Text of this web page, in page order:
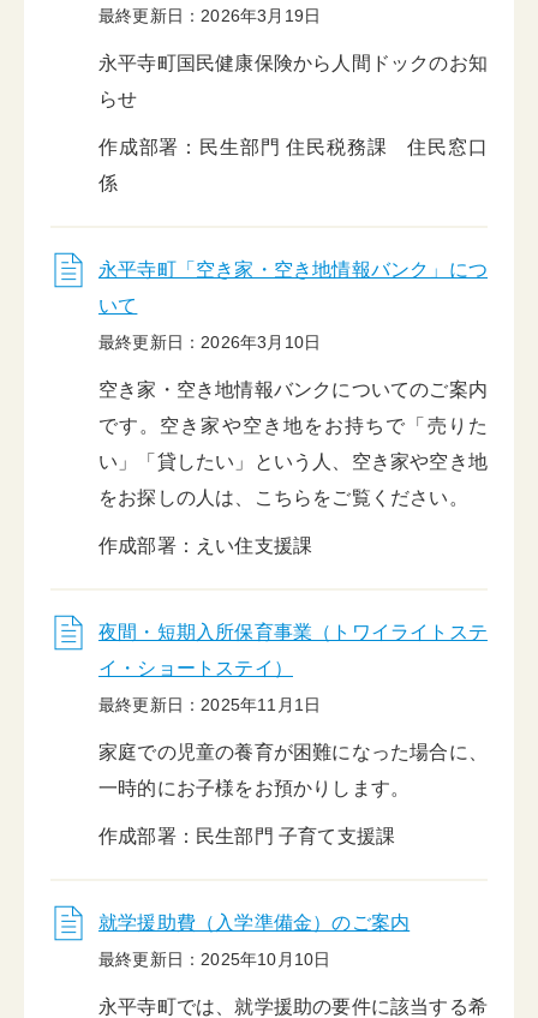
最終更新日：2026年3月19日
永平寺町国民健康保険から人間ドックのお知
らせ
作成部署：民生部門 住民税務課 住民窓口
係
永平寺町「空き家・空き地情報バンク」につ
いて
最終更新日：2026年3月10日
空き家・空き地情報バンクについてのご案内
です。空き家や空き地をお持ちで「売りた
い」「貸したい」という人、空き家や空き地
をお探しの人は、こちらをご覧ください。
作成部署：えい住支援課
夜間・短期入所保育事業（トワイライトステ
イ・ショートステイ）
最終更新日：2025年11月1日
家庭での児童の養育が困難になった場合に、
一時的にお子様をお預かりします。
作成部署：民生部門 子育て支援課
就学援助費（入学準備金）のご案内
最終更新日：2025年10月10日
永平寺町では、就学援助の要件に該当する希